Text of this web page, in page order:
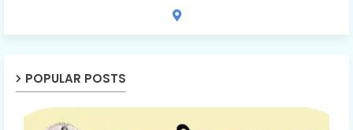
POPULAR POSTS